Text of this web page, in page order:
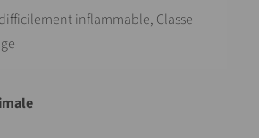
inflammable, Classe